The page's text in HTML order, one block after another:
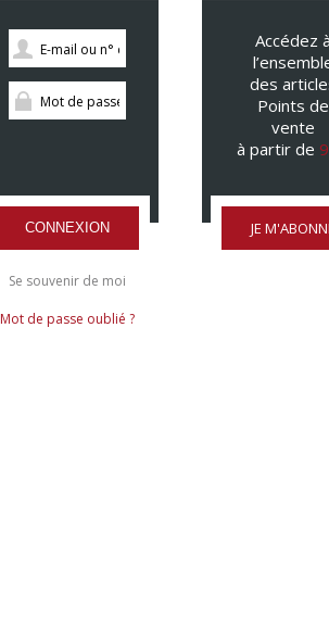
CONNEXION
Se souvenir de moi
Mot de passe oublié ?
Accédez à
des
Points de
vente
à partir de
JE